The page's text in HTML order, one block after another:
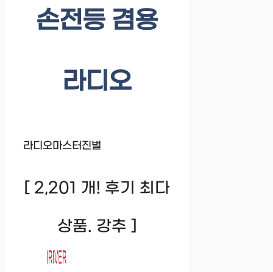
손전등 겸용
라디오
라디오마스터진벌
[ 2,201 개! 후기 최다
상품. 강추 ]